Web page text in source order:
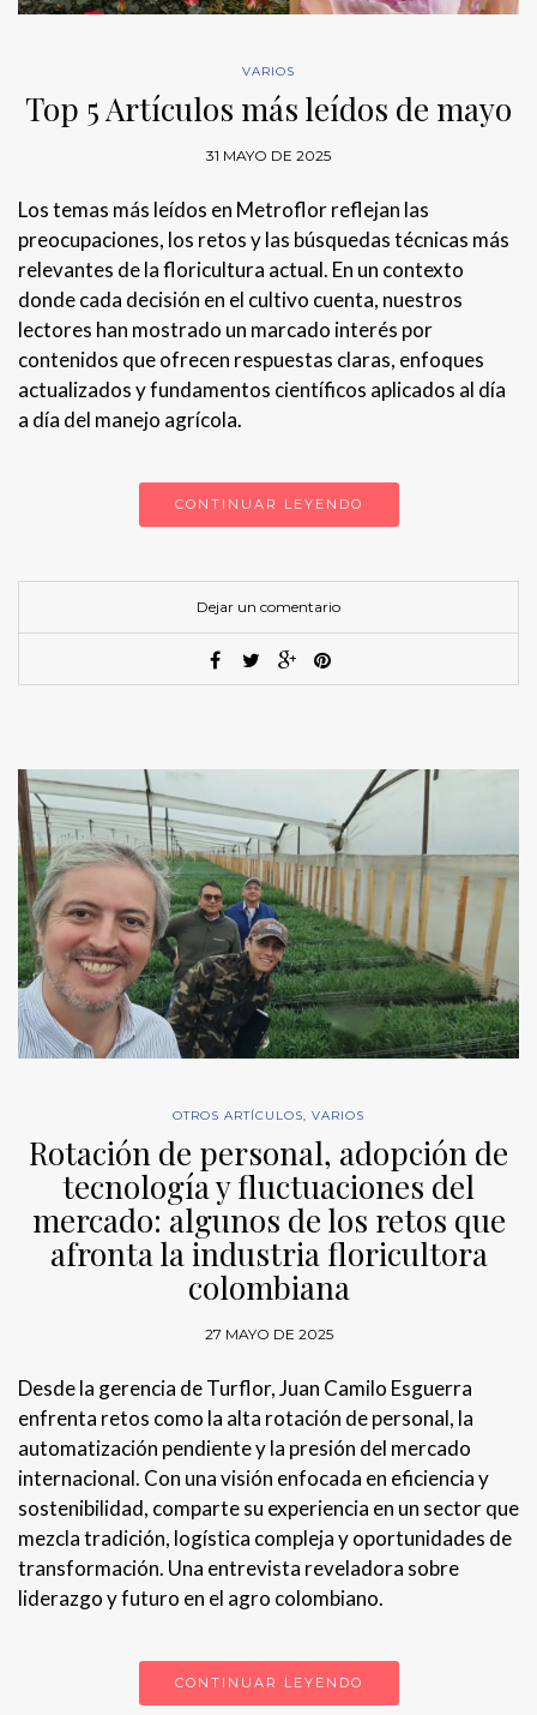
VARIOS
Top 5 Artículos más leídos de mayo
31 MAYO DE 2025
Los temas más leídos en Metroflor reflejan las
preocupaciones, los retos y las búsquedas técnicas más
relevantes de la floricultura actual. En un contexto
donde cada decisión en el cultivo cuenta, nuestros
lectores han mostrado un marcado interés por
contenidos que ofrecen respuestas claras, enfoques
actualizados y fundamentos científicos aplicados al día
a día del manejo agrícola.
CONTINUAR LEYENDO
Dejar un comentario
OTROS ARTÍCULOS, VARIOS
Rotación de personal, adopción de
tecnología y fluctuaciones del
mercado: algunos de los retos que
afronta la industria floricultora
colombiana
27 MAYO DE 2025
Desde la gerencia de Turflor, Juan Camilo Esguerra
enfrenta retos como la alta rotación de personal, la
automatización pendiente y la presión del mercado
internacional. Con una visión enfocada en eficiencia y
sostenibilidad, comparte su experiencia en un sector que
mezcla tradición, logística compleja y oportunidades de
transformación. Una entrevista reveladora sobre
liderazgo y futuro en el agro colombiano.
CONTINUAR LEYENDO